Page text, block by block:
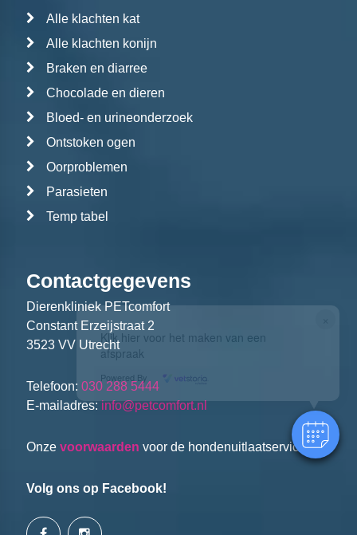
Alle klachten kat
Alle klachten konijn
Braken en diarree
Chocolade en dieren
Bloed- en urineonderzoek
Ontstoken ogen
Oorproblemen
Parasieten
Temp tabel
Contactgegevens
Dierenkliniek PETcomfort
Constant Erzeijstraat 2
3523 VV Utrecht
Telefoon: 030 288 5444
E-mailadres:info@petcomfort.nl
Onze voorwaarden voor de hondenuitlaatservice.
Volg ons op Facebook!
Klik hier voor het maken van een
afspraak
Powered By